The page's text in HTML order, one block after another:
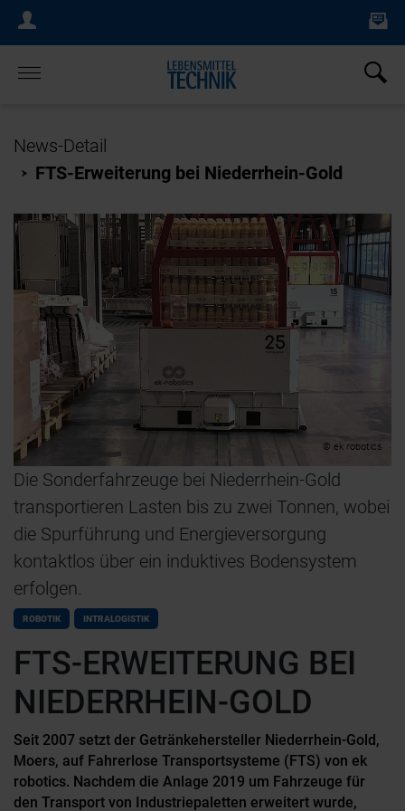
Login Menu
Home
News-Detail
FTS-Erweiterung bei Niederrhein-Gold
© ek robotics
Die Sonderfahrzeuge bei Niederrhein-Gold
transportieren Lasten bis zu zwei Tonnen, wobei
die Spurführung und Energieversorgung
kontaktlos über ein induktives Bodensystem
erfolgen.
ROBOTIK INTRALOGISTIK
FTS-ERWEITERUNG BEI
NIEDERRHEIN-GOLD
Seit 2007 setzt der Getränkehersteller Niederrhein-Gold,
Moers, auf Fahrerlose Transportsysteme (FTS) von ek
robotics. Nachdem die Anlage 2019 um Fahrzeuge für
den Transport von Industriepaletten erweitert wurde,
×